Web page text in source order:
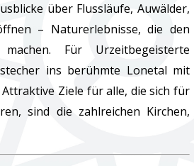
über Flussläufe, Auwälder,
– Naturerlebnisse, die den
Für Urzeitbegeisterte
ins berühmte Lonetal mit
Ziele für alle, die sich für
sind die zahlreichen Kirchen,